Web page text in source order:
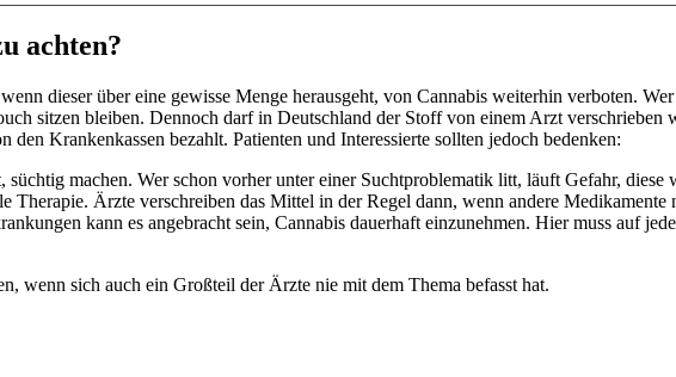
achten?
dieser über eine gewisse Menge herausgeht, von Cannabis weiterhin verboten.
sitzen bleiben. Dennoch darf in Deutschland der Stoff von einem Arzt verschrieben
Krankenkassen bezahlt. Patienten und Interessierte sollten jedoch bedenken:
süchtig machen. Wer schon vorher unter einer Suchtproblematik litt, läuft Gefahr, diese
Therapie. Ärzte verschreiben das Mittel in der Regel dann, wenn andere Medikamente
kann es angebracht sein, Cannabis dauerhaft einzunehmen. Hier muss auf
wenn sich auch ein Großteil der Ärzte nie mit dem Thema befasst hat.